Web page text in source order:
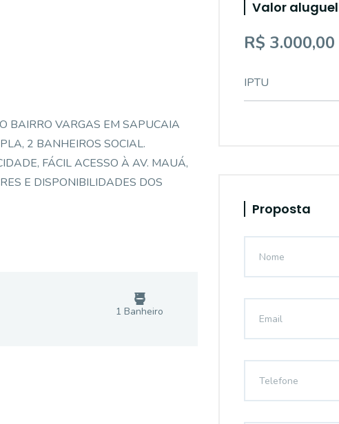
BAIRRO VARGAS EM SAPUCAIA
2 BANHEIROS SOCIAL.
FÁCIL ACESSO À AV. MAUÁ,
E DISPONIBILIDADES DOS
1 Banheiro
Valor aluguel
R$ 3.000,00
IPTU
Proposta